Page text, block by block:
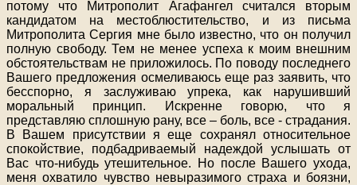
потому что Митрополит Агафангел считался вторым
кандидатом на местоблюстительство, и из письма
Митрополита Сергия мне было известно, что он получил
полную свободу. Тем не менее успеха к моим внешним
обстоятельствам не приложилось. По поводу последнего
Вашего предложения осмеливаюсь еще раз заявить, что
бесспорно, я заслуживаю упрека, как нарушивший
моральный принцип. Искренне говорю, что я
представляю сплошную рану, все – боль, все - страдания.
В Вашем присутствии я еще сохранял относительное
спокойствие, подбадриваемый надеждой услышать от
Вас что-нибудь утешительное. Но после Вашего ухода,
меня охватило чувство невыразимого страха и боязни,